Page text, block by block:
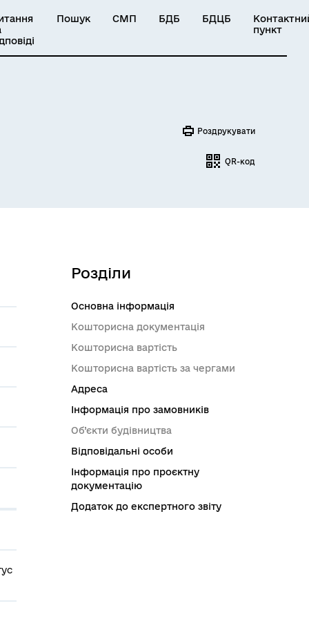
Пошук СМП БДБ БДЦБ
пункт
Роздрукувати
QR-код
Розділи
Основна інформація
Кошторисна документація
Кошторисна вартість
Кошторисна вартість за чергами
Адреса
Інформація про замовників
Об’єкти будівництва
Відповідальні особи
Інформація про проєктну
документацію
Додаток до експертного звіту